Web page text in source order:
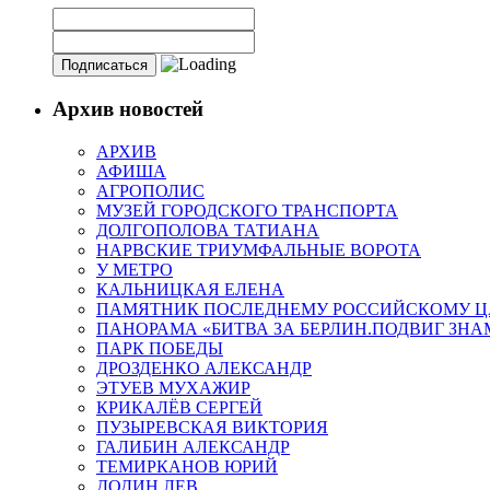
Архив новостей
АРХИВ
АФИША
АГРОПОЛИС
МУЗЕЙ ГОРОДСКОГО ТРАНСПОРТА
ДОЛГОПОЛОВА ТАТИАНА
НАРВСКИЕ ТРИУМФАЛЬНЫЕ ВОРОТА
У МЕТРО
КАЛЬНИЦКАЯ ЕЛЕНА
ПАМЯТНИК ПОСЛЕДНЕМУ РОССИЙСКОМУ
ПАНОРАМА «БИТВА ЗА БЕРЛИН.ПОДВИГ
ПАРК ПОБЕДЫ
ДРОЗДЕНКО АЛЕКСАНДР
ЭТУЕВ МУХАЖИР
КРИКАЛЁВ СЕРГЕЙ
ПУЗЫРЕВСКАЯ ВИКТОРИЯ
ГАЛИБИН АЛЕКСАНДР
ТЕМИРКАНОВ ЮРИЙ
ДОДИН ЛЕВ